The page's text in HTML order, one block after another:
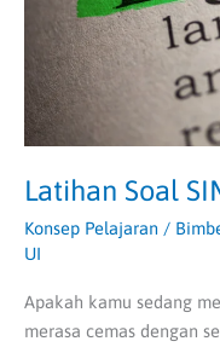
Latihan Soal
Konsep Pelajaran /
UI
Apakah kamu sedang
merasa cemas dengan